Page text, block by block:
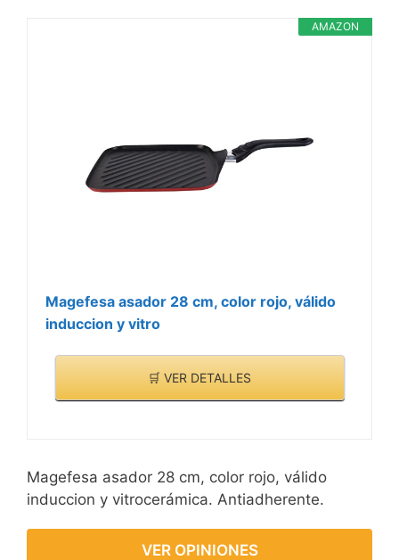
AMAZON
Magefesa asador 28 cm, color rojo, válido
induccion y vitro
🛒 VER DETALLES
Magefesa asador 28 cm, color rojo, válido
induccion y vitrocerámica. Antiadherente.
VER OPINIONES